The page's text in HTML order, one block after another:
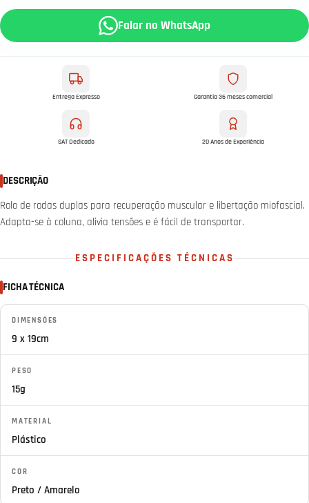
Falar no WhatsApp
Entrega Expresso Garantia 36 meses comercial
SAT Dedicado 20 Anos de Experiência
DESCRIÇÃO
Rolo de rodas duplas para recuperação muscular e libertação miofascial.
Adapta-se à coluna, alivia tensões e é fácil de transportar.
ESPECIFICAÇÕES TÉCNICAS
FICHA TÉCNICA
DIMENSÕES
9 x 19cm
PESO
15g
MATERIAL
Plástico
COR
Preto / Amarelo